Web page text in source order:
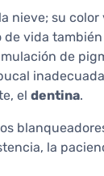
nieve; su
de vida
de
el dentina.
la